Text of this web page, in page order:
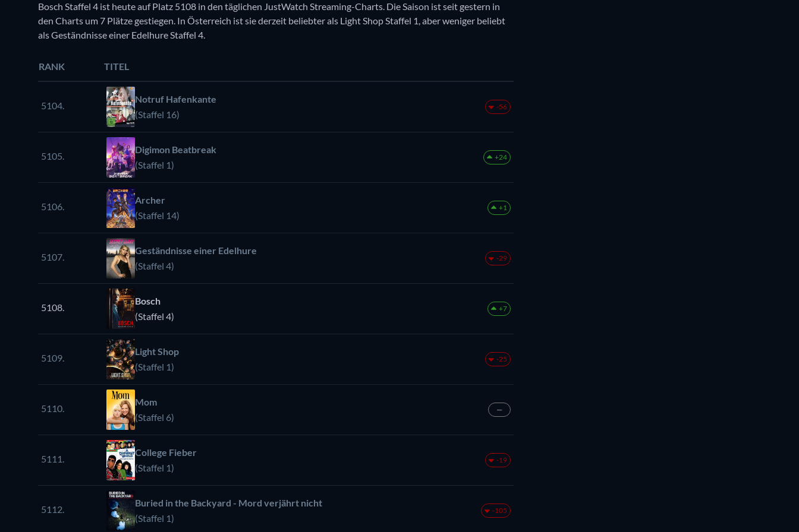
Bosch Staffel 4 ist heute auf Platz 5108 in den täglichen JustWatch Streaming-Charts. Die Saison ist seit gestern in
den Charts um 7 Plätze gestiegen. In Österreich ist sie derzeit beliebter als Light Shop Staffel 1, aber weniger beliebt
als Geständnisse einer Edelhure Staffel 4.
RANK TITEL
5104.
Notruf Hafenkante
(Staffel 16)
-56
5105.
Digimon Beatbreak
(Staffel 1)
+24
5106.
Archer
(Staffel 14)
+1
5107.
Geständnisse einer Edelhure
(Staffel 4)
-29
5108.
Bosch
(Staffel 4)
+7
5109.
Light Shop
(Staffel 1)
-25
5110.
Mom
(Staffel 6)
—
5111.
College Fieber
(Staffel 1)
-19
5112.
Buried in the Backyard - Mord verjährt nicht
(Staffel 1)
-105